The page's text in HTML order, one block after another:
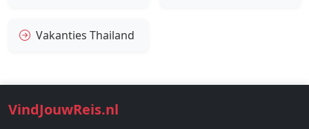
Vakanties Thailand
VindJouwReis.nl